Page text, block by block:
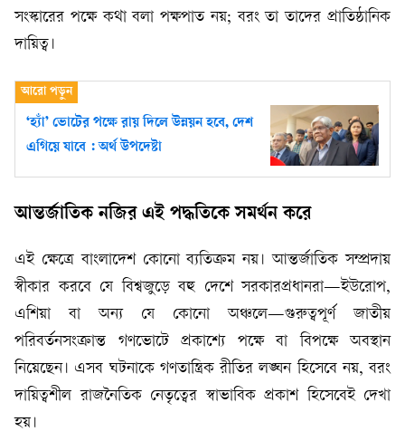
সংস্কারের পক্ষে কথা বলা পক্ষপাত নয়; বরং তা তাদের প্রাতিষ্ঠানিক
দায়িত্ব।
‘হ্যাঁ’ ভোটের পক্ষে রায় দিলে উন্নয়ন হবে, দেশ
এগিয়ে যাবে : অর্থ উপদেষ্টা
আন্তর্জাতিক নজির এই পদ্ধতিকে সমর্থন করে
এই ক্ষেত্রে বাংলাদেশ কোনো ব্যতিক্রম নয়। আন্তর্জাতিক সম্প্রদায়
স্বীকার করবে যে বিশ্বজুড়ে বহু দেশে সরকারপ্রধানরা—ইউরোপ,
এশিয়া বা অন্য যে কোনো অঞ্চলে—গুরুত্বপূর্ণ জাতীয়
পরিবর্তনসংক্রান্ত গণভোটে প্রকাশ্যে পক্ষে বা বিপক্ষে অবস্থান
নিয়েছেন। এসব ঘটনাকে গণতান্ত্রিক রীতির লঙ্ঘন হিসেবে নয়, বরং
দায়িত্বশীল রাজনৈতিক নেতৃত্বের স্বাভাবিক প্রকাশ হিসেবেই দেখা
হয়।